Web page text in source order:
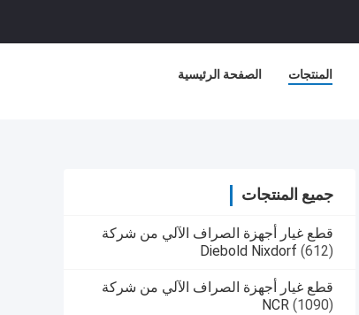
الصفحة الرئيسية المنتجات
جميع المنتجات
قطع غيار أجهزة الصراف الآلي من شركة
Diebold Nixdorf (612)
قطع غيار أجهزة الصراف الآلي من شركة
NCR (1090)